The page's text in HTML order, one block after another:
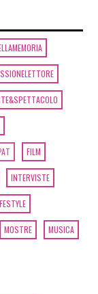
FILM
INTERVISTE
MOSTRE MUSICA